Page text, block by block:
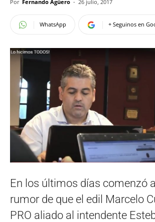
Por Fernando Agüero - 26 julio, 2017
WhatsApp + Seguinos en
En los últimos días comenzó
rumor de que el edil Marcelo
PRO aliado al intendente